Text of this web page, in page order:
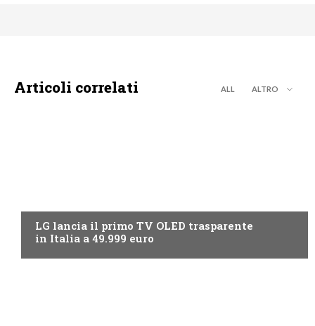
Articoli correlati ALL ALTRO
LG lancia il primo TV OLED trasparente
in Italia a 49.999 euro